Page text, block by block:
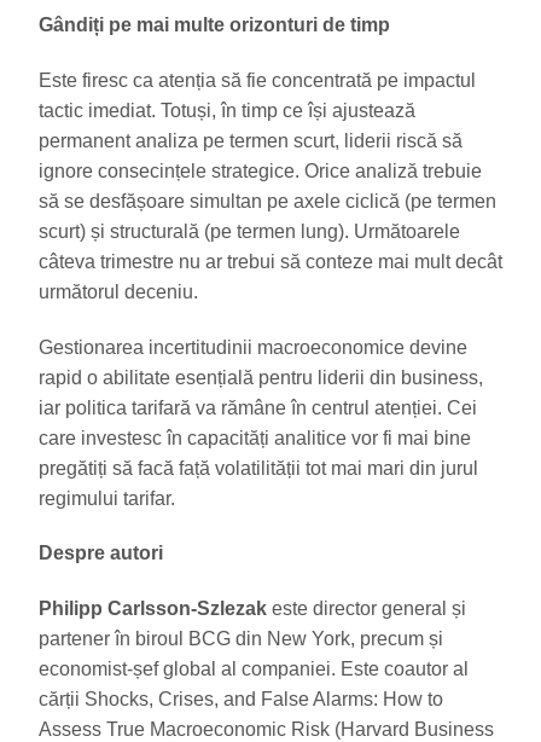
Gândiți pe mai multe orizonturi de timp
Este firesc ca atenția să fie concentrată pe impactul
tactic imediat. Totuși, în timp ce își ajustează
permanent analiza pe termen scurt, liderii riscă să
ignore consecințele strategice. Orice analiză trebuie
să se desfășoare simultan pe axele ciclică (pe termen
scurt) și structurală (pe termen lung). Următoarele
câteva trimestre nu ar trebui să conteze mai mult decât
următorul deceniu.
Gestionarea incertitudinii macroeconomice devine
rapid o abilitate esențială pentru liderii din business,
iar politica tarifară va rămâne în centrul atenției. Cei
care investesc în capacități analitice vor fi mai bine
pregătiți să facă față volatilității tot mai mari din jurul
regimului tarifar.
Despre autori
Philipp Carlsson-Szlezak este director general și
partener în biroul BCG din New York, precum și
economist-șef global al companiei. Este coautor al
cărții Shocks, Crises, and False Alarms: How to
Assess True Macroeconomic Risk (Harvard Business